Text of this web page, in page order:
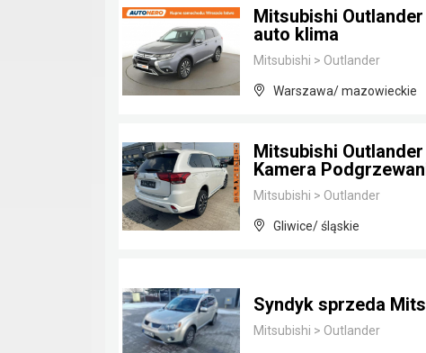
Mitsubishi
auto klima
Mitsubishi > Outlander
Warszawa/ mazowieckie
Mitsubishi
Kamera
Mitsubishi > Outlander
Gliwice/ śląskie
Syndyk sprzeda
Mitsubishi > Outlander